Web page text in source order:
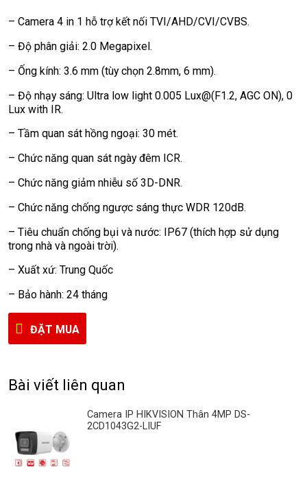
– Camera 4 in 1 hỗ trợ kết nối TVI/AHD/CVI/CVBS.
– Độ phân giải: 2.0 Megapixel.
– Ống kính: 3.6 mm (tùy chọn 2.8mm, 6 mm).
– Độ nhạy sáng: Ultra low light 0.005 Lux@(F1.2, AGC ON), 0
Lux with IR.
– Tầm quan sát hồng ngoại: 30 mét.
– Chức năng quan sát ngày đêm ICR.
– Chức năng giảm nhiễu số 3D-DNR.
– Chức năng chống ngược sáng thực WDR 120dB.
– Tiêu chuẩn chống bụi và nước: IP67 (thích hợp sử dụng
trong nhà và ngoài trời).
– Xuất xứ: Trung Quốc
– Bảo hành: 24 tháng
ĐẶT MUA
Bài viết liên quan
Camera IP HIKVISION Thân 4MP DS-
2CD1043G2-LIUF